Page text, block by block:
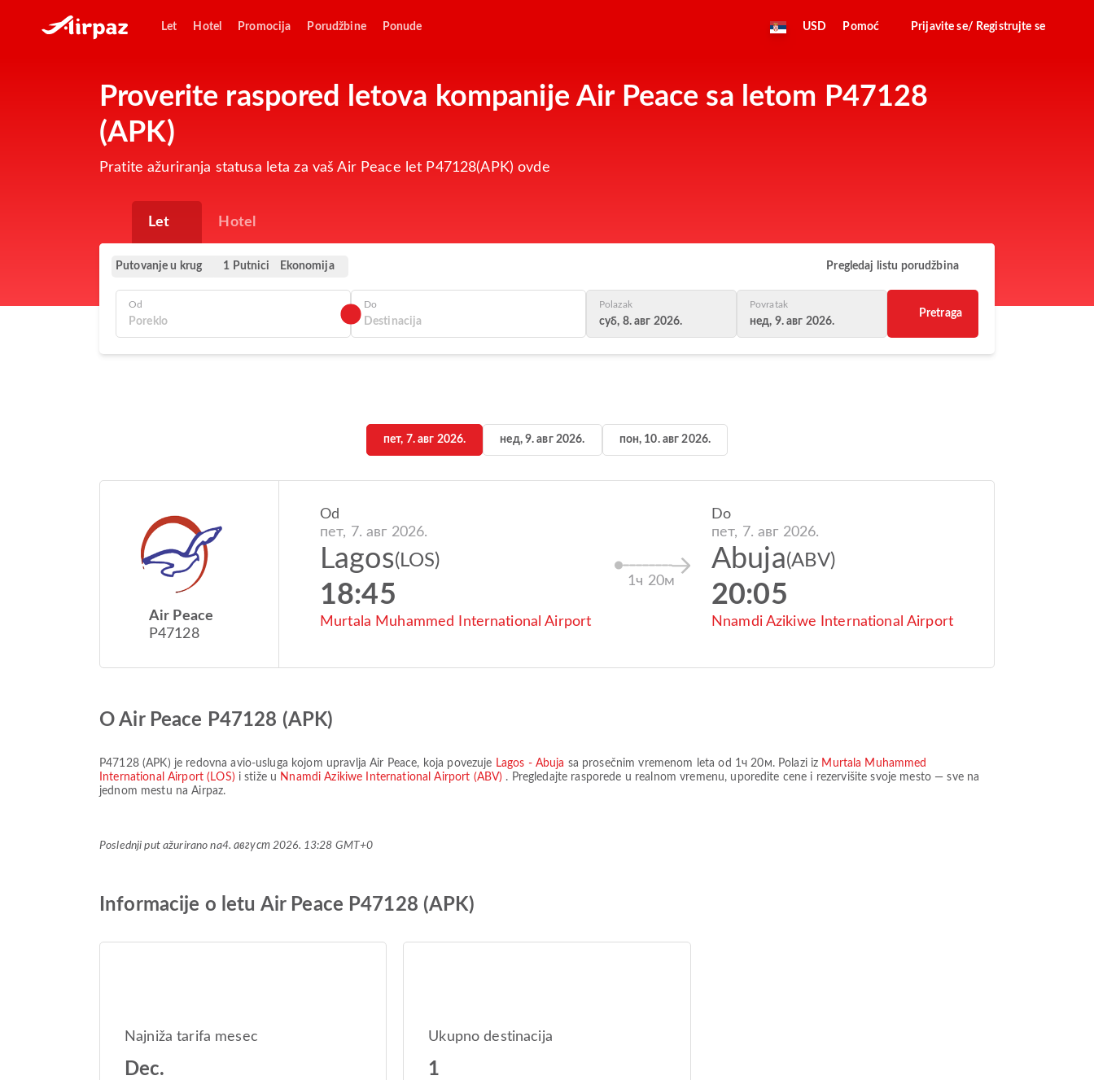
Let Hotel Promocija Porudžbine Ponude USD Pomoć Prijavite se/ Registrujte se
Proverite raspored letova kompanije Air Peace sa letom P47128
(APK)
Pratite ažuriranja statusa leta za vaš Air Peace let P47128(APK) ovde
Let Hotel
Putovanje u krug 1 Putnici Ekonomija Pregledaj listu porudžbina
Od Do Polazak
суб, 8. авг 2026.
Povratak
нед, 9. авг 2026.
Pretraga
пет, 7. авг 2026. нед, 9. авг 2026. пон, 10. авг 2026.
Air Peace
P47128
Od
пет, 7. авг 2026.
Lagos(LOS)
18:45
Murtala Muhammed International Airport
1ч 20м
Do
пет, 7. авг 2026.
Abuja(ABV)
20:05
Nnamdi Azikiwe International Airport
O Air Peace P47128 (APK)
P47128(APK) je redovna avio-usluga kojom upravljaAir Peace, koja povezuje Lagos - Abuja sa prosečnim vremenom leta od 1ч 20м. Polazi iz Murtala Muhammed
International Airport (LOS) i stiže u Nnamdi Azikiwe International Airport (ABV) . Pregledajte rasporede u realnom vremenu, uporedite cene i rezervišite svoje mesto — sve na
jednom mestu na Airpaz.
Poslednji put ažurirano na4. август 2026. 13:28 GMT+0
Informacije o letu Air Peace P47128 (APK)
Najniža tarifa mesec
Dec.
Ukupno destinacija
1